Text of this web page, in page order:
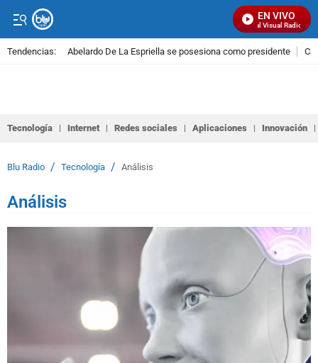
EN VIVO
Señal Visual Radio
Tendencias: Abelardo De La Espriella se posesiona como presidente
Tecnología Internet Redes sociales Aplicaciones Innovación
Blu Radio / Tecnología / Análisis
Análisis